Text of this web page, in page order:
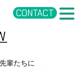
CONTACT
輩たちに